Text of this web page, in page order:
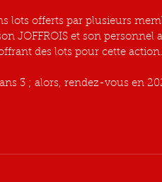
lots offerts par plusieurs
JOFFROIS et son
des lots pour cette action.
3 ; alors, rendez-vous en